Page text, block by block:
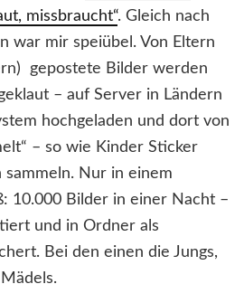
missbraucht“. Gleich nach
war mir speiübel. Von Eltern
gepostete Bilder werden
– auf Server in Ländern
hochgeladen und dort von
– so wie Kinder Sticker
sammeln. Nur in einem
10.000 Bilder in einer Nacht –
und in Ordner als
Bei den einen die Jungs,